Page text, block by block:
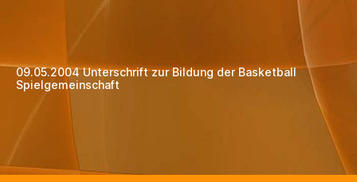
09.05.2004 Unterschrift zur Bildung der Basketball
Spielgemeinschaft